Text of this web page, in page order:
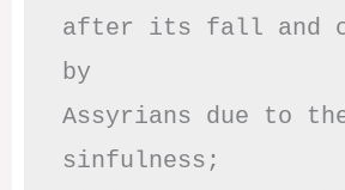
after its fall and
by
Assyrians due to
sinfulness;